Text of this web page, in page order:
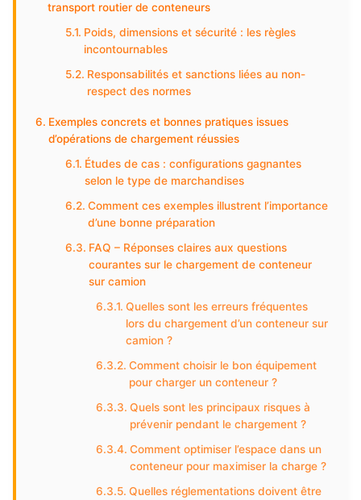
transport routier de conteneurs
Poids, dimensions et sécurité : les règles
incontournables
Responsabilités et sanctions liées au non-
respect des normes
Exemples concrets et bonnes pratiques issues
d’opérations de chargement réussies
Études de cas : configurations gagnantes
selon le type de marchandises
Comment ces exemples illustrent l’importance
d’une bonne préparation
FAQ – Réponses claires aux questions
courantes sur le chargement de conteneur
sur camion
Quelles sont les erreurs fréquentes
lors du chargement d’un conteneur sur
camion ?
Comment choisir le bon équipement
pour charger un conteneur ?
Quels sont les principaux risques à
prévenir pendant le chargement ?
Comment optimiser l’espace dans un
conteneur pour maximiser la charge ?
Quelles réglementations doivent être